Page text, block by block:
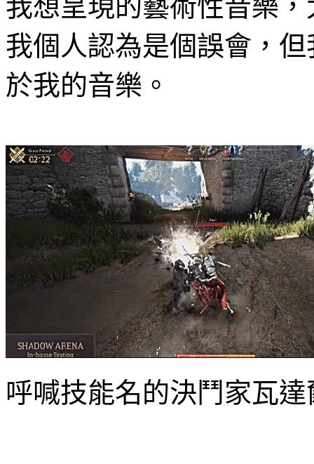
我想呈現的藝術性音樂
我個人認為是個誤會，
於我的音樂。
呼喊技能名的決 鬥 家瓦